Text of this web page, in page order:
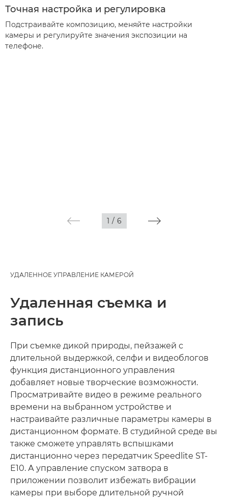
Точная настройка и регулировка
Подстраивайте композицию, меняйте настройки
камеры и регулируйте значения экспозиции на
телефоне.
1 / 6
УДАЛЕННОЕ УПРАВЛЕНИЕ КАМЕРОЙ
Удаленная съемка и
запись
При съемке дикой природы, пейзажей с
длительной выдержкой, селфи и видеоблогов
функция дистанционного управления
добавляет новые творческие возможности.
Просматривайте видео в режиме реального
времени на выбранном устройстве и
настраивайте различные параметры камеры в
дистанционном формате. В студийной среде вы
также сможете управлять вспышками
дистанционно через передатчик Speedlite ST-
E10. А управление спуском затвора в
приложении позволит избежать вибрации
камеры при выборе длительной ручной